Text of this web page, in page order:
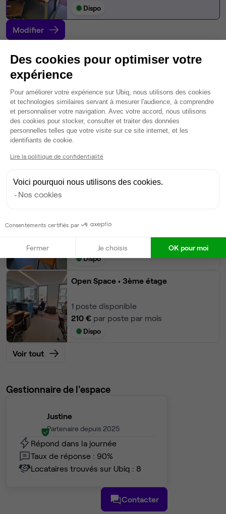
Dispo
Modifier
Espace indépendant• Rez-de-jardin
postes • 100 m²
3 000 €
Dispo
Bureau privé• 3ème étage
3postes • 15 m²
Dispo
Dispo
Open Space • 3ème étage
1 poste disponible
210 € par poste par mois
Dispo
Voir tout
Gestionnaire de l'espace
Justine
Partenaire depuis 2025
Répond dans la journée
Taux de réponse : 90%
Locataires trouvés sur Ubiq : 8
Contacter
Des cookies pour optimiser votre
expérience
Plateforme de Gestion du
Pour améliorer votre expérience sur Ubiq, nous utilisons des cookies
et technologies similaires servant à mesurer l'audience, à comprendre
et personnaliser votre navigation. Avec votre accord, nous utilisons
des cookies pour stocker, consulter et traiter des données
personnelles telles que votre visite sur ce site internet, et les
identifiants de cookie.
Lire la politique de confidentialité
Voici pourquoi nous utilisons des cookies.
Nos cookies
Consentements certifiés par
Fermer Je choisis OK pour moi